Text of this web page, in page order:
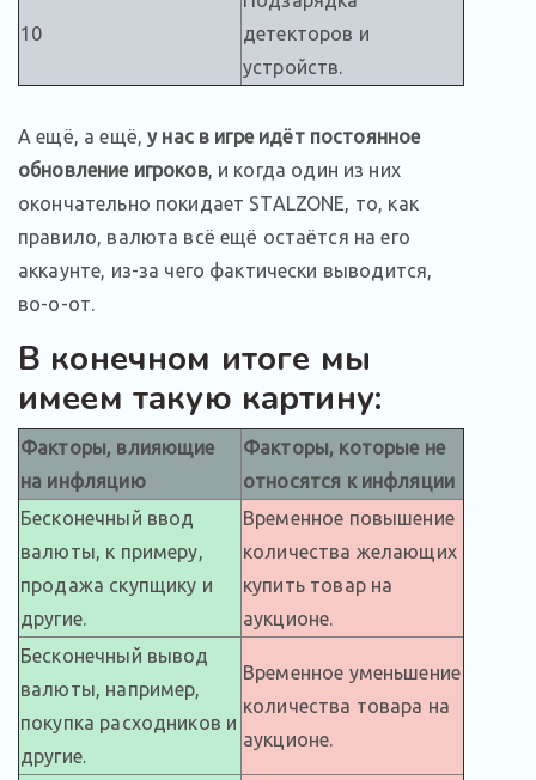
10
детекторов и
устройств.
А ещё, а ещё,у нас в игре идёт постоянное
обновление игроков, и когда один из них
окончательно покидает STALZONE, то, как
правило, валюта всё ещё остаётся на его
аккаунте, из-за чего фактически выводится,
во-о-от.
В конечном итоге мы
имеем такую картину:
Факторы, влияющие
на инфляцию
Факторы, которые не
относятся к инфляции
Бесконечный ввод
валюты, к примеру,
продажа скупщику и
другие.
Временное повышение
количества желающих
купить товар на
аукционе.
Бесконечный вывод
валюты, например,
покупка расходников и
другие.
Временное уменьшение
количества товара на
аукционе.